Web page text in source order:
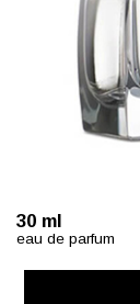
30 ml
eau de parfum